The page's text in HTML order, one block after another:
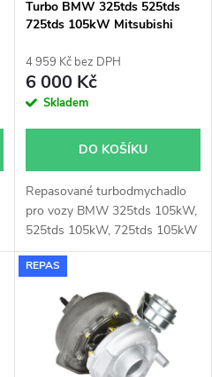
Turbo BMW 325tds 525tds
725tds 105kW Mitsubishi
4 959 Kč bez DPH
6 000 Kč
Skladem
DO KOŠÍKU
Repasované turbodmychadlo
pro vozy BMW 325tds 105kW,
525tds 105kW, 725tds 105kW
REPAS